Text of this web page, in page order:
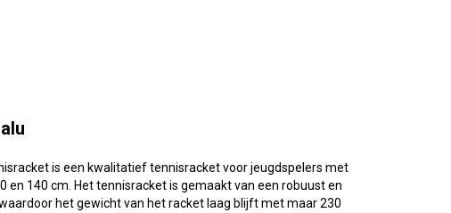
is een kwalitatief tennisracket voor jeugdspelers met
en 140 cm. Het tennisracket is gemaakt van een robuust en
het gewicht van het racket laag blijft met maar 230